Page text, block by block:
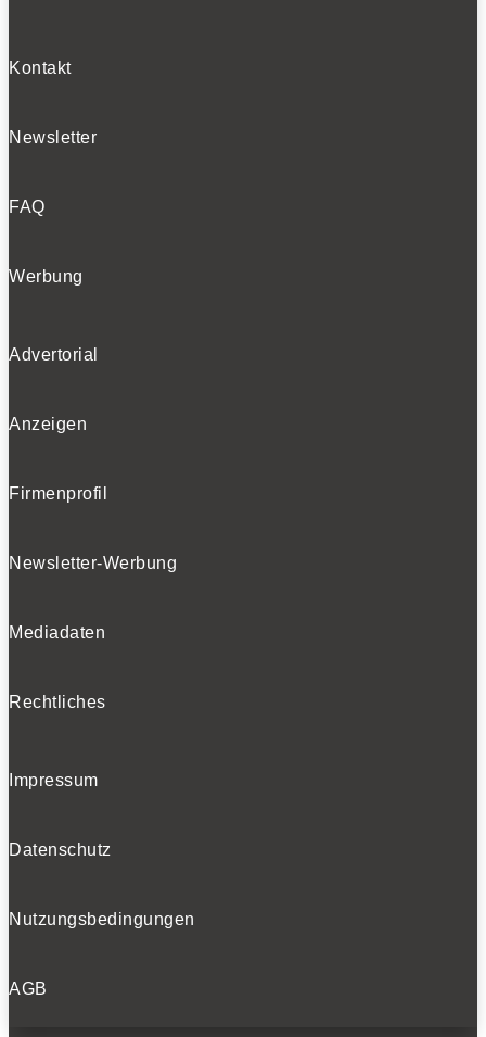
Kontakt
Newsletter
FAQ
Werbung
Advertorial
Anzeigen
Firmenprofil
Newsletter-Werbung
Mediadaten
Rechtliches
Impressum
Datenschutz
Nutzungsbedingungen
AGB